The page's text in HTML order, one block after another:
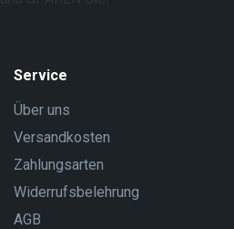
Service
Über uns
Versandkosten
Zahlungsarten
Widerrufsbelehrung
AGB